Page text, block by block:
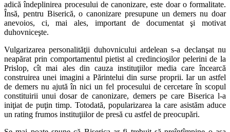
adică îndeplinirea procesului de canonizare, este doar o formalitate.
Însă, pentru Biserică, o canonizare presupune un demers nu doar
anevoios, ci, mai ales, important de documentat şi motivat
duhovniceşte.
Vulgarizarea personalităţii duhovnicului ardelean s-a declanşat nu
neapărat prin comportamentul pietist al credincioşilor pelerini de la
Prislop, cît mai ales din cauza instituţiilor media care încearcă
construirea unei imagini a Părintelui din surse proprii. Iar un astfel
de demers nu ajută în nici un fel procesului de cercetare în scopul
constituirii unui dosar de canonizare, demers pe care Biserica l-a
iniţiat de puţin timp. Totodată, popularizarea la care asistăm aduce
un rating frumos instituţiilor de presă cu astfel de preocupări.